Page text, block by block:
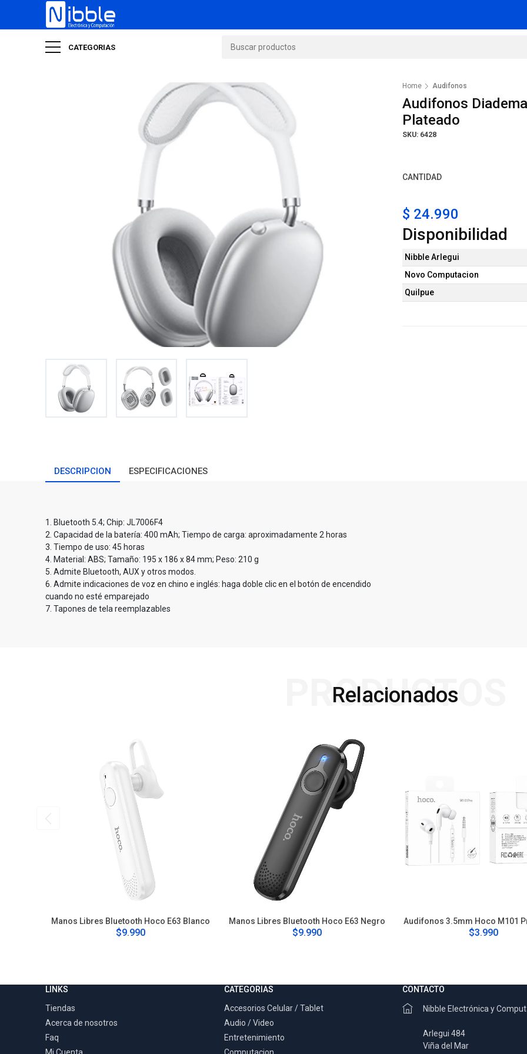
CATEGORIAS
Home Audifonos
Audifonos
Plateado
SKU: 6428
CANTIDAD
$ 24.990
Disponibilidad
Nibble Arlegui
Novo Computacion
Quilpue
DESCRIPCION ESPECIFICACIONES
1. Bluetooth 5.4; Chip: JL7006F4
2. Capacidad de la batería: 400 mAh; Tiempo de carga: aproximadamente 2 horas
3. Tiempo de uso: 45 horas
4. Material: ABS; Tamaño: 195 x 186 x 84 mm; Peso: 210 g
5. Admite Bluetooth, AUX y otros modos.
6. Admite indicaciones de voz en chino e inglés: haga doble clic en el botón de encendido
cuando no esté emparejado
7. Tapones de tela reemplazables
Relacionados
PRODUCTOS
Manos Libres Bluetooth Hoco E63 Blanco
$9.990
Manos Libres Bluetooth Hoco E63 Negro
$9.990
Audifonos 3.5mm Hoco M101
$3.990
LINKS
Tiendas
Acerca de nosotros
Faq
CATEGORIAS
Accesorios Celular / Tablet
Audio / Video
Entretenimiento
CONTACTO
Nibble Electrónica y
Arlegui 484
Viña del Mar